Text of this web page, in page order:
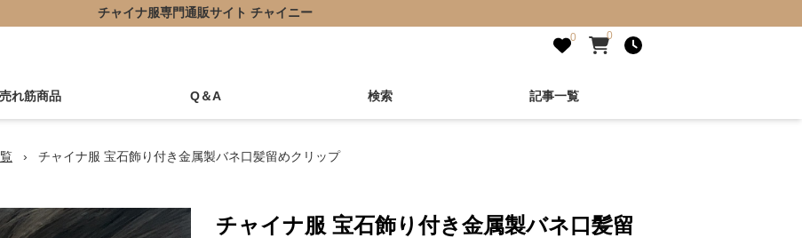
チャイナ服専門通販サイト チャイニー
0 0
売れ筋商品 Q＆A 検索 記事一覧
› チャイナ服 宝石飾り付き金属製バネ口髪留めクリップ
チャイナ服 宝石飾り付き金属製バネ口髪留